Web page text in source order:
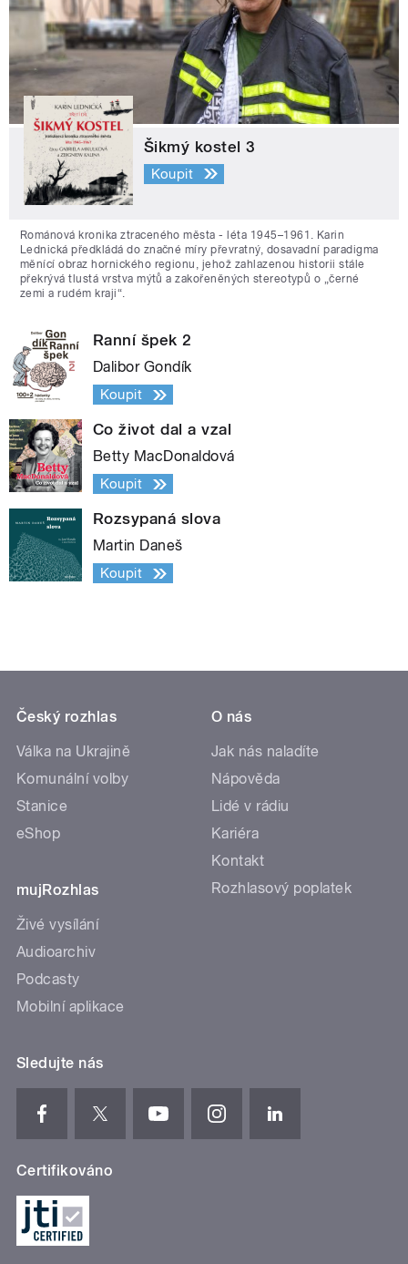
Šikmý kostel 3
Koupit
Románová kronika ztraceného města - léta 1945–1961. Karin
Lednická předkládá do značné míry převratný, dosavadní paradigma
měnící obraz hornického regionu, jehož zahlazenou historii stále
překrývá tlustá vrstva mýtů a zakořeněných stereotypů o „černé
zemi a rudém kraji“.
Ranní špek 2
Dalibor Gondík
Koupit
Co život dal a vzal
Betty MacDonaldová
Koupit
Rozsypaná slova
Martin Daneš
Koupit
Český rozhlas
Válka na Ukrajině
Komunální volby
Stanice
eShop
mujRozhlas
Živé vysílání
Audioarchiv
Podcasty
Mobilní aplikace
O nás
Jak nás naladíte
Nápověda
Lidé v rádiu
Kariéra
Kontakt
Rozhlasový poplatek
Sledujte nás
Certifikováno